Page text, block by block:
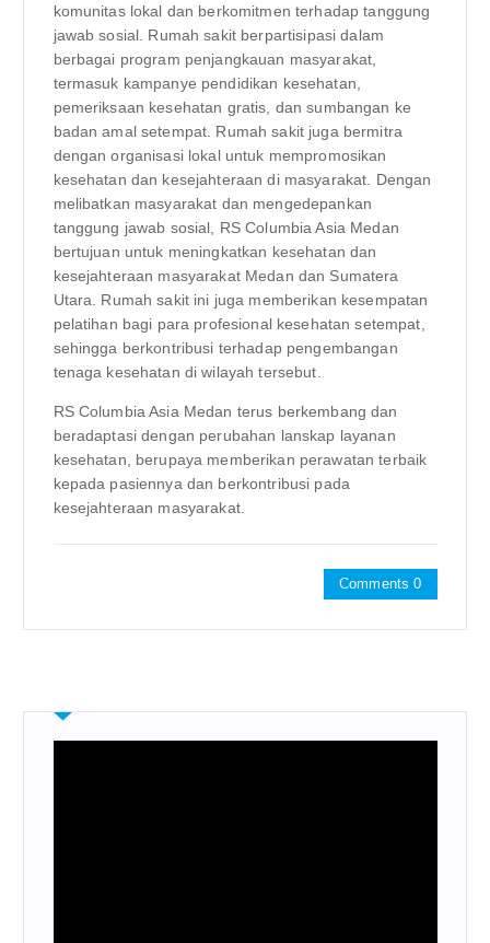
komunitas lokal dan berkomitmen terhadap tanggung
jawab sosial. Rumah sakit berpartisipasi dalam
berbagai program penjangkauan masyarakat,
termasuk kampanye pendidikan kesehatan,
pemeriksaan kesehatan gratis, dan sumbangan ke
badan amal setempat. Rumah sakit juga bermitra
dengan organisasi lokal untuk mempromosikan
kesehatan dan kesejahteraan di masyarakat. Dengan
melibatkan masyarakat dan mengedepankan
tanggung jawab sosial, RS Columbia Asia Medan
bertujuan untuk meningkatkan kesehatan dan
kesejahteraan masyarakat Medan dan Sumatera
Utara. Rumah sakit ini juga memberikan kesempatan
pelatihan bagi para profesional kesehatan setempat,
sehingga berkontribusi terhadap pengembangan
tenaga kesehatan di wilayah tersebut.
RS Columbia Asia Medan terus berkembang dan
beradaptasi dengan perubahan lanskap layanan
kesehatan, berupaya memberikan perawatan terbaik
kepada pasiennya dan berkontribusi pada
kesejahteraan masyarakat.
Comments 0